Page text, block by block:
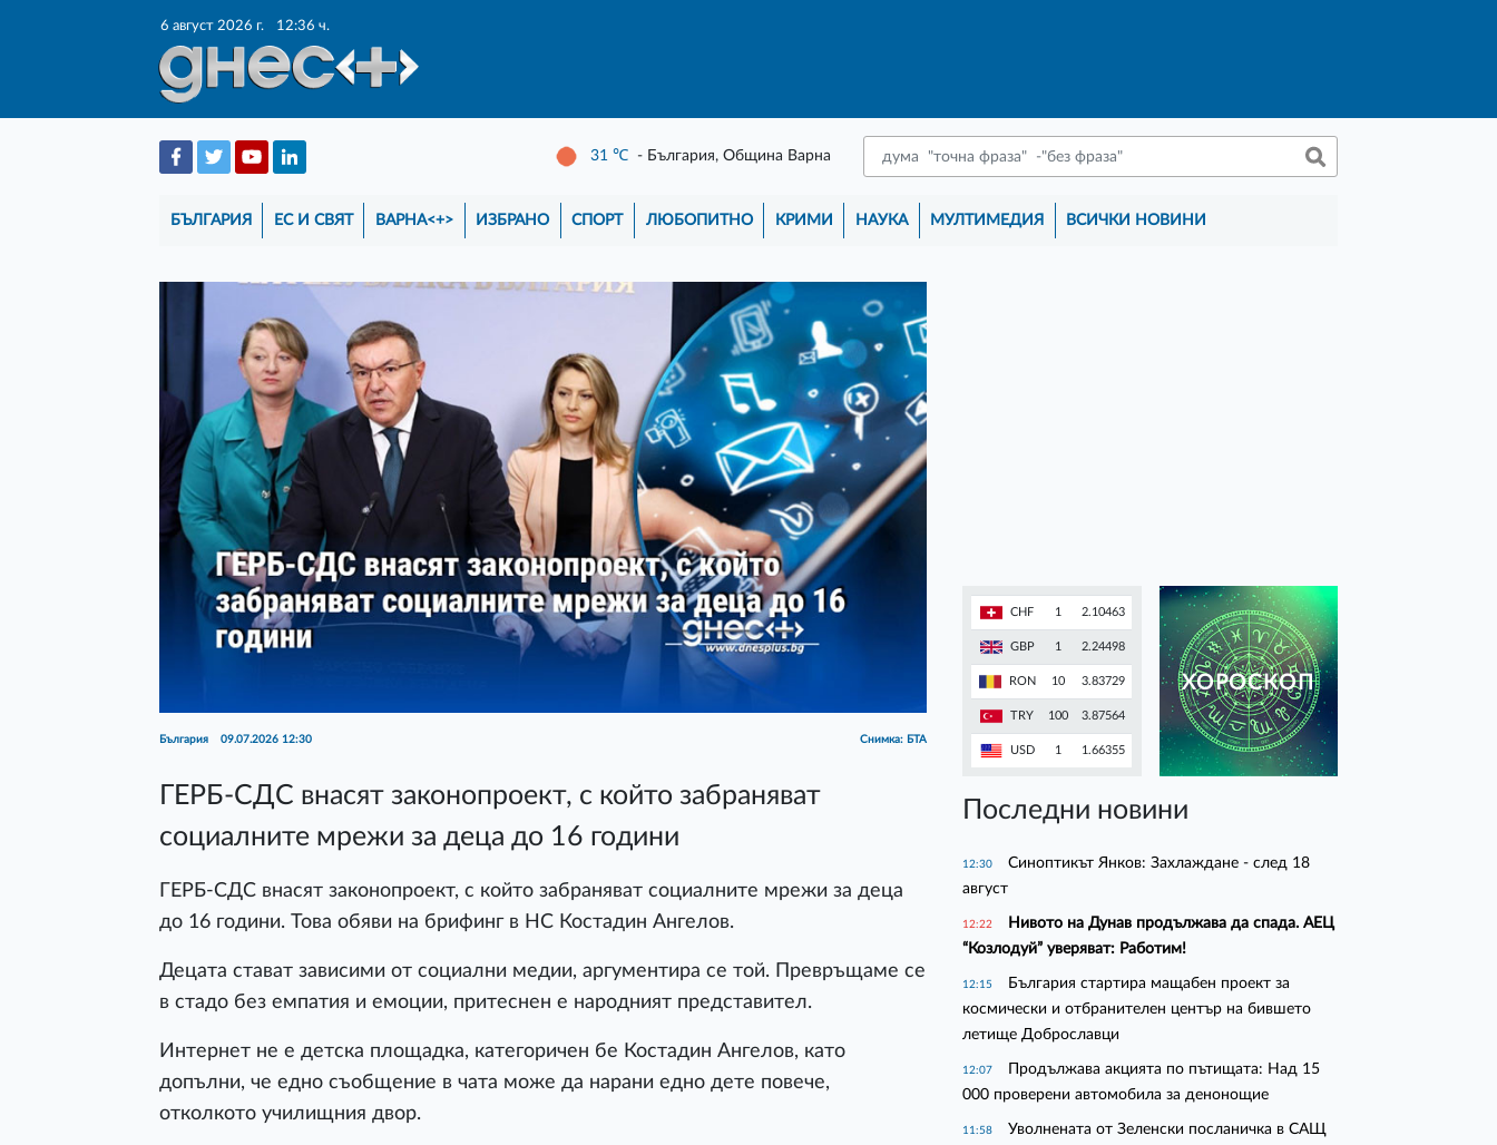
6 август 2026 г. 12:36 ч.
31 ℃ - България, Община Варна
БЪЛГАРИЯ ЕС И СВЯТ ВАРНА<+> ИЗБРАНО СПОРТ ЛЮБОПИТНО КРИМИ НАУКА МУЛТИМЕДИЯ ВСИЧКИ НОВИНИ
България 09.07.2026 12:30 Снимка: БТА
ГЕРБ-СДС внасят законопроект, с който забраняват
социалните мрежи за деца до 16 години
ГЕРБ-СДС внасят законопроект, с който забраняват социалните мрежи за деца
до 16 години. Това обяви на брифинг в НС Костадин Ангелов.
Децата стават зависими от социални медии, аргументира се той. Превръщаме се
в стадо без емпатия и емоции, притеснен е народният представител.
Интернет не е детска площадка, категоричен бе Костадин Ангелов, като
допълни, че едно съобщение в чата може да нарани едно дете повече,
отколкото училищния двор.
CHF 1 2.10463
GBP 1 2.24498
RON 10 3.83729
TRY 100 3.87564
USD 1 1.66355
ХОРОСКОП
Последни новини
12:30
Синоптикът Янков: Захлаждане - след 18
август
12:22
Нивото на Дунав продължава да спада. АЕЦ
“Козлодуй” уверяват: Работим!
12:15
България стартира мащабен проект за
космически и отбранителен център на бившето
летище Доброславци
12:07
Продължава акцията по пътищата: Над 15
000 проверени автомобила за денонощие
11:58
Уволнената от Зеленски посланичка в САЩ